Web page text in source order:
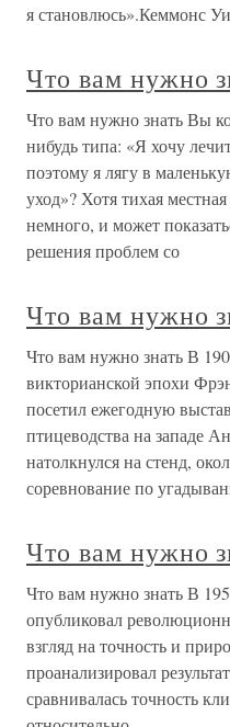
я становлюсь».Кеммонс
Что вам нужно
Что вам нужно знать Вы
нибудь типа: «Я хочу
поэтому я лягу в
уход»? Хотя тихая
немного, и может
решения проблем со
Что вам нужно
Что вам нужно знать В
викторианской эпохи
посетил ежегодную
птицеводства на западе
натолкнулся на стенд,
соревнование по
Что вам нужно
Что вам нужно знать В
опубликовал
взгляд на точность и
проанализировал
сравнивалась точность